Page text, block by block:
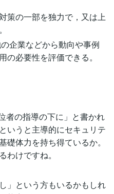
策の一部を独力で，又は上
企業などから動向や事例
の必要性を評価できる。
者の指導の下に」と書かれ
いうと主導的にセキュリテ
礎体力を持ち得ているか。
わけですね。
」という方もいるかもしれ